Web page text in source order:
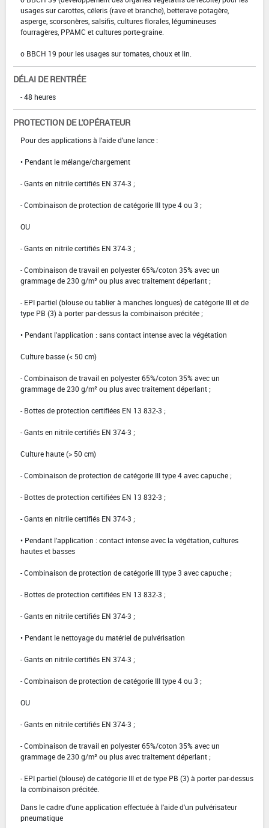
usages sur carottes, céleris (rave et branche), betterave potagère,
asperge, scorsonères, salsifis, cultures florales, légumineuses
fourragères, PPAMC et cultures porte-graine.
o BBCH 19 pour les usages sur tomates, choux et lin.
DÉLAI DE RENTRÉE
- 48 heures
PROTECTION DE L'OPÉRATEUR
Pour des applications à l'aide d'une lance :
• Pendant le mélange/chargement
- Gants en nitrile certifiés EN 374-3 ;
- Combinaison de protection de catégorie III type 4 ou 3 ;
OU
- Gants en nitrile certifiés EN 374-3 ;
- Combinaison de travail en polyester 65%/coton 35% avec un
grammage de 230 g/m² ou plus avec traitement déperlant ;
- EPI partiel (blouse ou tablier à manches longues) de catégorie III et de
type PB (3) à porter par-dessus la combinaison précitée ;
• Pendant l'application : sans contact intense avec la végétation
Culture basse (< 50 cm)
- Combinaison de travail en polyester 65%/coton 35% avec un
grammage de 230 g/m² ou plus avec traitement déperlant ;
- Bottes de protection certifiées EN 13 832-3 ;
- Gants en nitrile certifiés EN 374-3 ;
Culture haute (> 50 cm)
- Combinaison de protection de catégorie III type 4 avec capuche ;
- Bottes de protection certifiées EN 13 832-3 ;
- Gants en nitrile certifiés EN 374-3 ;
• Pendant l'application : contact intense avec la végétation, cultures
hautes et basses
- Combinaison de protection de catégorie III type 3 avec capuche ;
- Bottes de protection certifiées EN 13 832-3 ;
- Gants en nitrile certifiés EN 374-3 ;
• Pendant le nettoyage du matériel de pulvérisation
- Gants en nitrile certifiés EN 374-3 ;
- Combinaison de protection de catégorie III type 4 ou 3 ;
OU
- Gants en nitrile certifiés EN 374-3 ;
- Combinaison de travail en polyester 65%/coton 35% avec un
grammage de 230 g/m² ou plus avec traitement déperlant ;
- EPI partiel (blouse) de catégorie III et de type PB (3) à porter par-dessus
la combinaison précitée.
Dans le cadre d'une application effectuée à l'aide d'un pulvérisateur
pneumatique